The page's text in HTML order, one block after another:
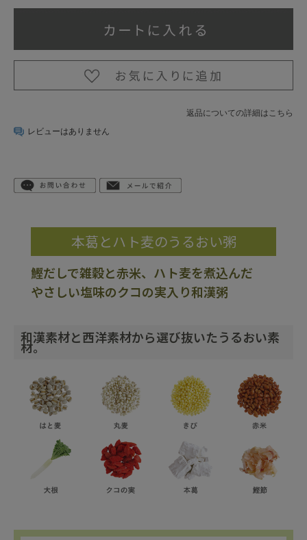
返品についての詳細はこちら
レビューはありません
本葛とハト麦のうるおい粥
鰹だしで雑穀と赤米、ハト麦を煮込んだ
やさしい塩味のクコの実入り和漢粥
和漢素材と西洋素材から選び抜いたうるおい素
材。